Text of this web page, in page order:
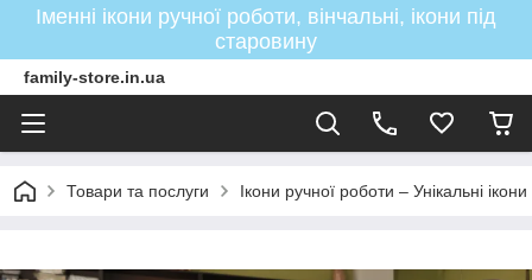
Іменні ікони ручної роботи, вінчальні, ікони під
старовину
family-store.in.ua
Товари та послуги Ікони ручної роботи – Унікальні